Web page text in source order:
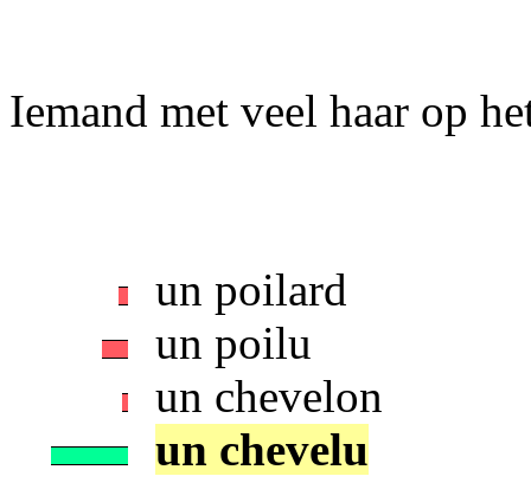
Iemand met veel haar op
un poilard
un poilu
un chevelon
un chevelu